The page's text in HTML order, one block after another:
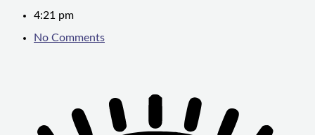
4:21 pm
No Comments